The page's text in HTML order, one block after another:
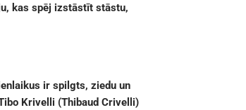
kas spēj izstāstīt stāstu,
ir spilgts, ziedu un
Krivelli (Thibaud Crivelli)